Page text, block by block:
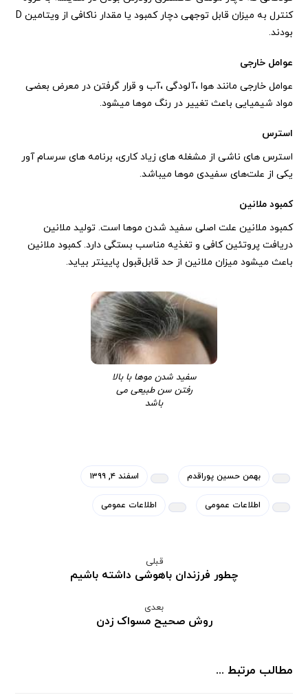
کنترل به میزان قابل توجهی دچار کمبود یا مقدار ناکافی از ویتامین D
بودند.
عوامل خارجی
عوامل خارجی مانند هوا ،آلودگی ،آب و قرار گرفتن در معرض بعضی
مواد شیمیایی باعث تغییر در رنگ موها میشود.
استرس
استرس های ناشی از مشغله های زیاد کاری، برنامه های سرسام آور
یکی از علت‌های سفیدی موها میباشد.
کمبودملانین
کمبود ملانین علت اصلی سفید شدن موها است. تولید ملانین
دریافت پروتئین کافی و تغذیه مناسب بستگی دارد. کمبود ملانین
باعث میشود میزان ملانین از حد قابل‌قبول پایینتر بیاید.
سفید شدن موها با بالا
رفتن سن طبیعی می
باشد
بهمن حسین پوراقدم اسفند ۴, ۱۳۹۹
اطلاعات عمومی اطلاعات عمومی
قبلی
چطور فرزندان باهوشی داشته باشیم
بعدی
روش صحیح مسواک زدن
مطالب مرتبط ...